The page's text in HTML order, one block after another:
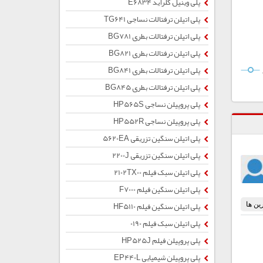
پلی اتیلن ترفتالات نساجی TG641
پلی اتیلن ترفتالات بطری BG781
پلی اتیلن ترفتالات بطری BG821
پلی اتیلن ترفتالات بطری BG841
پلی اتیلن ترفتالات بطری BG845
پلی پروپیلن نساجی HP565S
پلی پروپیلن نساجی HP552R
پلی اتیلن سنگین تزریقی 5620EA
پلی اتیلن سنگین تزریقی 2200J
پلی اتیلن سبک فیلم 2102TX00
پلی اتیلن سنگین فیلم F7000
پلی اتیلن سنگین فیلم HF5110
پلی اتیلن سبک فیلم 0190
پلی پروپیلن فیلم HP525J
پلی پروپیلن شیمیایی EP440L